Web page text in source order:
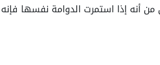
أنه إذا استمرت الدوامة نفسها فإنه